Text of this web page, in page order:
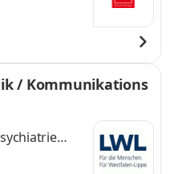
/ Kommunikations